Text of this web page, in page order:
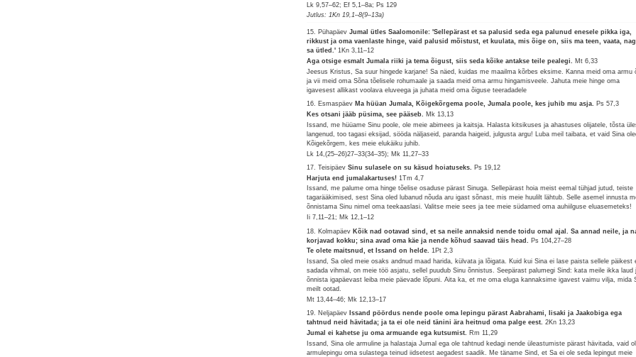
Lk 9,57–62; Ef 5,1–8a; Ps 129
Jutlus: 1Kn 19,1–8(9–13a)
15. PühapäevJumal ütles Saalomonile: 'Sellepärast et sa palusid seda ega palunud enesele pikka iga,
rikkust ja oma vaenlaste hinge, vaid palusid mõistust, et kuulata, mis õige on, siis ma teen, vaata,
sa ütled.'1Kn 3,11–12
Aga otsige esmalt Jumala riiki ja tema õigust, siis seda kõike antakse teile pealegi. Mt 6,33
Jeesus Kristus, Sa suur hingede karjane! Sa näed, kuidas me maailma kõrbes eksime. Kanna meid oma armu
ja vii meid oma Sõna tõelisele rohumaale ja saada meid oma armu hingamisveele. Jahuta meie hinge oma
igavesest allikast voolava eluveega ja juhata meid oma õiguse teeradadele
16. Esmaspäev Ma hüüan Jumala, Kõigekõrgema poole, Jumala poole, kes juhib mu asja. Ps 57,3
Kes otsani jääb püsima, see pääseb. Mk 13,13
Issand, me hüüame Sinu poole, ole meie abimees ja kaitsja. Halasta kitsikuses ja ahastuses olijatele, tõsta
langenud, too tagasi eksijad, sööda näljaseid, paranda haigeid, julgusta argu! Luba meil taibata, et vaid Sina
Kõigekõrgem, kes meie elukäiku juhib.
Lk 14,(25–26)27–33(34–35); Mk 11,27–33
17. TeisipäevSinu sulasele on su käsud hoiatuseks. Ps 19,12
Harjuta end jumalakartuses! 1Tm 4,7
Issand, me palume oma hinge tõelise osaduse pärast Sinuga. Sellepärast hoia meist eemal tühjad jutud, teiste
tagarääkimised, sest Sina oled lubanud nõuda aru igast sõnast, mis meie huulilt lähtub. Selle asemel innusta
õnnistama Sinu nimel oma teekaaslasi. Valitse meie sees ja tee meie südamed oma auhiilguse eluasemeteks!
Ii 7,11–21; Mk 12,1–12
18. Kolmapäev Kõik nad ootavad sind, et sa neile annaksid nende toidu omal ajal. Sa annad neile, ja
korjavad kokku; sina avad oma käe ja nende kõhud saavad täis head. Ps 104,27–28
Te olete maitsnud, et Issand on helde.1Pt 2,3
Issand, Sa oled meie osaks andnud maad harida, külvata ja lõigata. Kuid kui Sina ei lase paista sellele päikest
sadada vihmal, on meie töö asjatu, sellel puudub Sinu õnnistus. Seepärast palumegi Sind: kata meile ikka laud
õnnista igapäevast leiba meie päevade lõpuni. Aita ka, et me oma eluga kannaksime igavest vaimu vilja, mida
meilt ootad.
Mt 13,44–46; Mk 12,13–17
19. Neljapäev Issand pöördus nende poole oma lepingu pärast Aabrahami, Iisaki ja Jaakobiga ega
tahtnud neid hävitada; ja ta ei ole neid tänini ära heitnud oma palge eest.2Kn 13,23
Jumal ei kahetse ju oma armuande ega kutsumist. Rm 11,29
Issand, Sina ole armuline ja halastaja Jumal ega ole tahtnud kedagi nende üleastumiste pärast hävitada, vaid
armulepingu oma sulastega teinud iidsetest aegadest saadik. Me täname Sind, et Sa ei ole seda lepingut meie